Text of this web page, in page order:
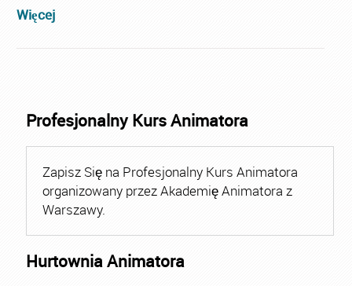
Więcej
Profesjonalny Kurs Animatora
Zapisz Się na Profesjonalny Kurs Animatora
organizowany przez Akademię Animatora z
Warszawy.
Hurtownia Animatora